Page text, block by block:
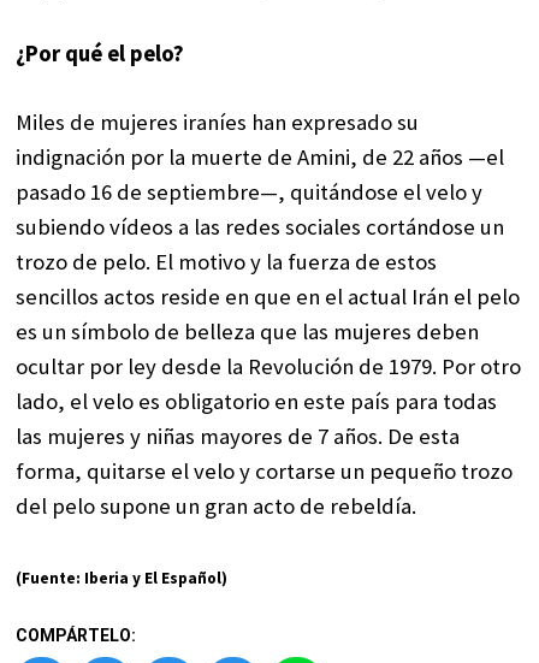
¿Por qué el pelo?
Miles de mujeres iraníes han expresado su
indignación por la muerte de Amini, de 22 años —el
pasado 16 de septiembre—, quitándose el velo y
subiendo vídeos a las redes sociales cortándose un
trozo de pelo. El motivo y la fuerza de estos
sencillos actos reside en que en el actual Irán el pelo
es un símbolo de belleza que las mujeres deben
ocultar por ley desde la Revolución de 1979. Por otro
lado, el velo es obligatorio en este país para todas
las mujeres y niñas mayores de 7 años. De esta
forma, quitarse el velo y cortarse un pequeño trozo
del pelo supone un gran acto de rebeldía.
(Fuente: Iberia y El Español)
COMPÁRTELO: